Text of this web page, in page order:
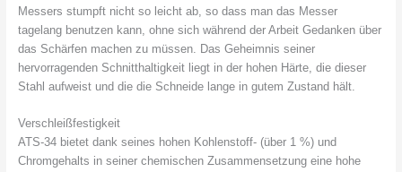
Messers stumpft nicht so leicht ab, so dass man das Messer
tagelang benutzen kann, ohne sich während der Arbeit Gedanken über
das Schärfen machen zu müssen. Das Geheimnis seiner
hervorragenden Schnitthaltigkeit liegt in der hohen Härte, die dieser
Stahl aufweist und die die Schneide lange in gutem Zustand hält.
Verschleißfestigkeit
ATS-34 bietet dank seines hohen Kohlenstoff- (über 1 %) und
Chromgehalts in seiner chemischen Zusammensetzung eine hohe